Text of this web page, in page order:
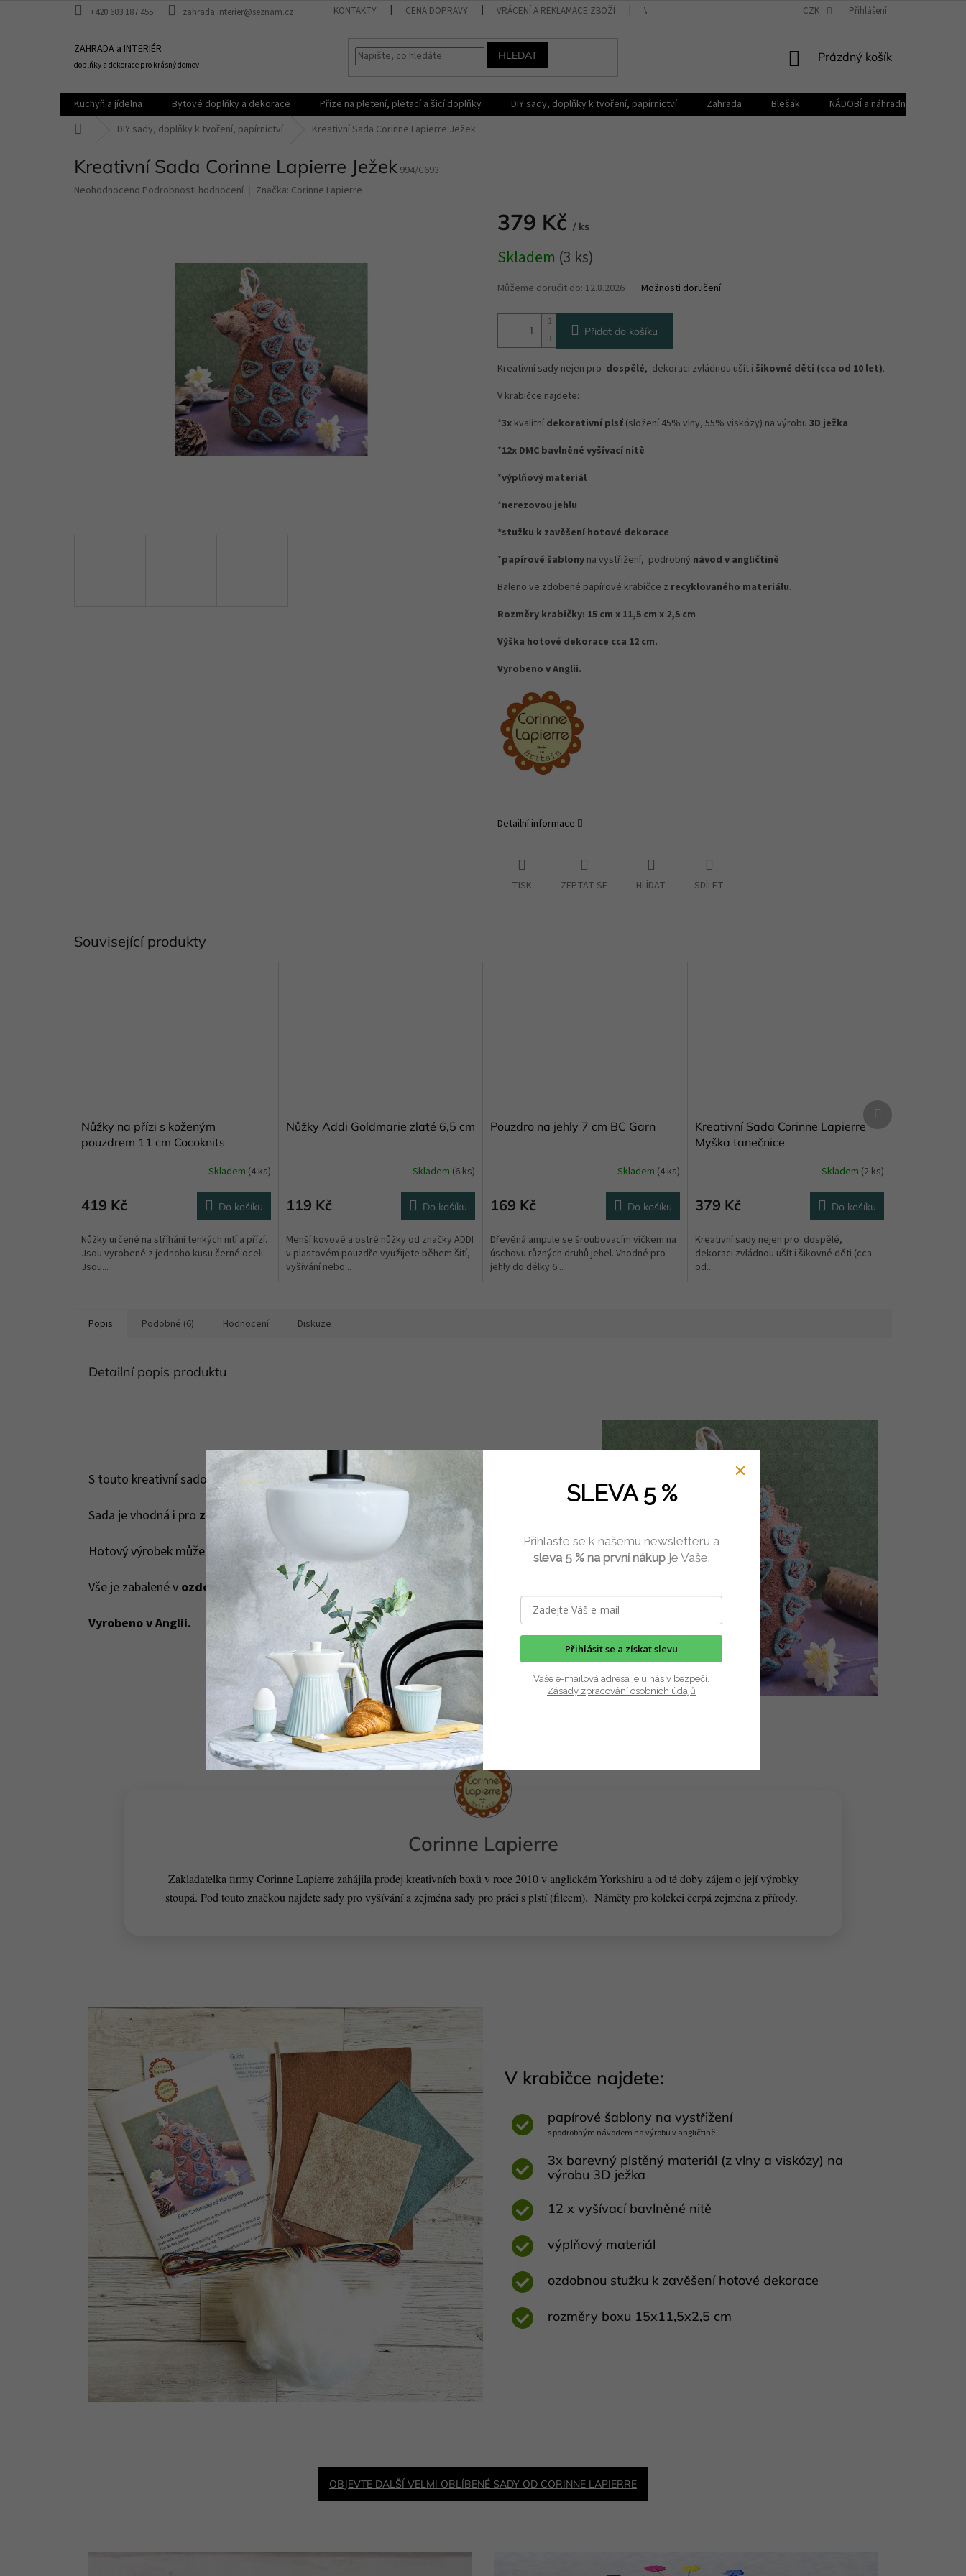
+420 603 187 455 zahrada.interier@seznam.cz KONTAKTY CENA DOPRAVY VRÁCENÍ A REKLAMACE ZBOŽÍ VŠEOBECNÉ OBCHODNÍ PODMÍNKY REKLAMAČNÍ ŘÁD
CZK Přihlášení
ZAHRADA a INTERIÉR
doplňky a dekorace pro krásný domov
HLEDAT
NÁKUPNÍ
Prázdný košík
Kuchyň a jídelna Bytové doplňky a dekorace Příze na pletení, pletací a šicí doplňky DIY sady, doplňky k tvoření, papírnictví Zahrada Blešák
NÁDOBÍ a náhradní díly KELOmat
DIY sady, doplňky k tvoření, papírnictví Kreativní Sada Corinne Lapierre Ježek
Kreativní Sada Corinne Lapierre Ježek 994/C693
Průměrné
Neohodnoceno Podrobnosti hodnocení Značka: Corinne Lapierre
379 Kč / ks
cena:
Skladem (3 ks)
Můžeme doručit do: 12.8.2026 Možnosti doručení
Přidat do košíku
Kreativní sady nejen pro dospělé, dekoraci zvládnou ušít i šikovné děti (cca od 10 let).
V krabičce najdete:
*3x kvalitní dekorativní plsť (složení 45% vlny, 55% viskózy) na výrobu 3D ježka
*12x DMC bavlněné vyšívací nitě
*výplňový materiál
*nerezovou jehlu
*stužku k zavěšení hotové dekorace
*papírové šablony na vystřižení, podrobný návod v angličtině
Baleno ve zdobené papírové krabičce z recyklovaného materiálu.
Rozměry krabičky: 15 cm x 11,5 cm x 2,5 cm
Výška hotové dekorace cca 12 cm.
Vyrobeno v Anglii.
Detailní informace
TISK ZEPTAT SE HLÍDAT SDÍLET
Související produkty
Nůžky na přízi s koženým
pouzdrem 11 cm Cocoknits
Skladem (4 ks)
419 Kč Do košíku
Nůžky určené na stříhání tenkých nití a přízí.
Jsou vyrobené z jednoho kusu černé oceli.
Jsou...
Nůžky Addi Goldmarie zlaté 6,5 cm
Skladem (6 ks)
119 Kč Do košíku
Menší kovové a ostré nůžky od značky ADDI
v plastovém pouzdře využijete během šití,
vyšívání nebo...
Pouzdro na jehly 7 cm BC Garn
Skladem (4 ks)
169 Kč Do košíku
Dřevěná ampule se šroubovacím víčkem na
úschovu různých druhů jehel. Vhodné pro
jehly do délky 6...
Kreativní Sada Corinne Lapierre
Myška tanečnice
Skladem (2 ks)
379 Kč Do košíku
Kreativní sady nejen pro dospělé,
dekoraci zvládnou ušít i šikovné děti (cca
od...
Další
produkt
Popis Podobné (6) Hodnocení Diskuze
Detailní popis produktu
S touto kreativní sadou vyrobíte3D ježkaz kvalitnívlněné plsti. Ježek je 13,5 cm .
Sada je vhodná i pro začátečníky
a pro všechny, kteří mají rádi práci s jehlou.
Hotový výrobek můžete věnovat jako dárek nebo ho využít k různým dekoracím.
Vše je zabalené v ozdobné krabici z recykovaného
papíru.
Vyrobeno v Anglii.
Corinne Lapierre
Zakladatelka firmy Corinne Lapierre zahájila prodej kreativních boxů v roce 2010 v anglickém Yorkshiru a od té doby zájem o její výrobky
stoupá. Pod touto značkou najdete sady pro vyšívání a zejména sady pro práci s plstí (filcem). Náměty pro kolekci čerpá zejména z přírody.
V krabičce najdete:
papírové šablony na vystřižení
s podrobným návodem na výrobu v angličtině
3x barevný plstěný materiál (z vlny a viskózy) na
výrobu 3D ježka
12 x vyšívací bavlněné nitě
výplňový materiál
ozdobnou stužku k zavěšení hotové dekorace
rozměry boxu 15x11,5x2,5 cm
OBJEVTE DALŠÍ VELMI OBLÍBENÉ SADY OD CORINNE LAPIERRE
SLEVA 5 %
Přihlaste se k našemu newsletteru a
sleva 5 % na první nákupje Vaše.
Přihlásit se a získat slevu
Vaše e-mailová adresa je u nás v bezpečí.
Zásady zpracování osobních údajů